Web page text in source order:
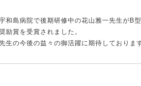
和島病院で後期研修中の花山雅一先生がB
励賞を受賞されました。
生の今後の益々の御活躍に期待しておりま